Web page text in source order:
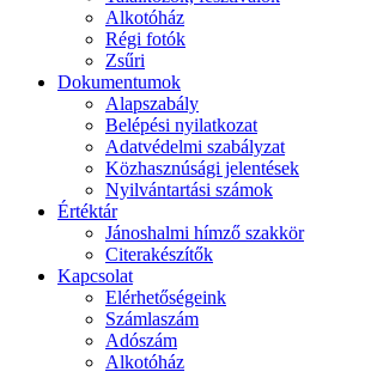
Alkotóház
Régi fotók
Zsűri
Dokumentumok
Alapszabály
Belépési nyilatkozat
Adatvédelmi szabályzat
Közhasznúsági jelentések
Nyilvántartási számok
Értéktár
Jánoshalmi hímző szakkör
Citerakészítők
Kapcsolat
Elérhetőségeink
Számlaszám
Adószám
Alkotóház